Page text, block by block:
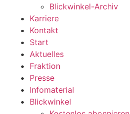
Blickwinkel-Archiv
Karriere
Kontakt
Start
Aktuelles
Fraktion
Presse
Infomaterial
Blickwinkel